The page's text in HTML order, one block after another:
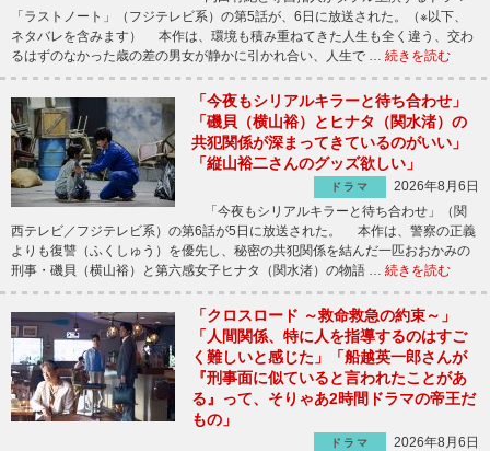
「ラストノート」（フジテレビ系）の第5話が、6日に放送された。（※以下、
ネタバレを含みます） 本作は、環境も積み重ねてきた人生も全く違う、交わ
るはずのなかった歳の差の男女が静かに引かれ合い、人生で … 続きを読む
「今夜もシリアルキラーと待ち合わせ」
「磯貝（横山裕）とヒナタ（関水渚）の
共犯関係が深まってきているのがいい」
「縦山裕二さんのグッズ欲しい」
ドラマ
2026年8月6日
「今夜もシリアルキラーと待ち合わせ」（関
西テレビ／フジテレビ系）の第6話が5日に放送された。 本作は、警察の正義
よりも復讐（ふくしゅう）を優先し、秘密の共犯関係を結んだ一匹おおかみの
刑事・磯貝（横山裕）と第六感女子ヒナタ（関水渚）の物語 … 続きを読む
「クロスロード ～救命救急の約束～」
「人間関係、特に人を指導するのはすご
く難しいと感じた」「船越英一郎さんが
『刑事面に似ていると言われたことがあ
る』って、そりゃあ2時間ドラマの帝王だ
もの」
ドラマ
2026年8月6日